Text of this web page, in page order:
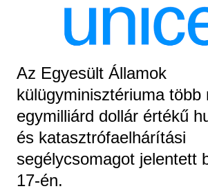
Az Egyesült Államok
külügyminisztériuma több
egymilliárd dollár értékű
és katasztrófaelhárítási
segélycsomagot jelentett
17-én.